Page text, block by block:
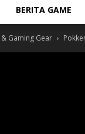
BERITA GAME
Gaming Gear